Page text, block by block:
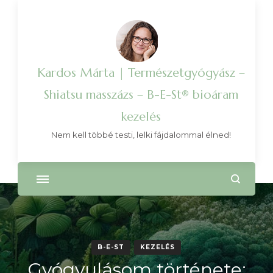
Kardos Márta | Természetgyógyász –
Shiatsu masszázs – B-E-St® bioáram
kezelés
Nem kell többé testi, lelki fájdalommal élned!
B-E-ST KEZELÉS